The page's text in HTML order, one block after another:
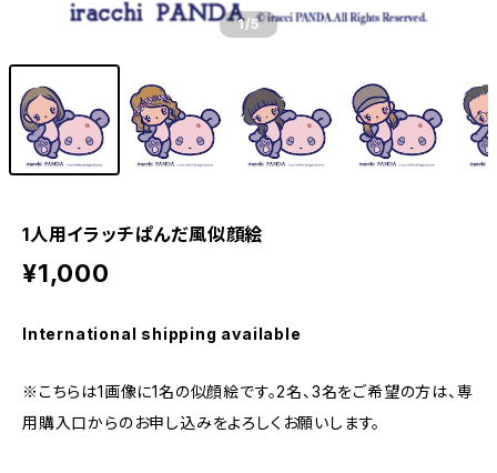
1/5
1人用イラッチぱんだ風似顔絵
¥1,000
International shipping available
※こちらは1画像に1名の似顔絵です。2名、3名をご希望の方は、専
用購入口からのお申し込みをよろしくお願いします。